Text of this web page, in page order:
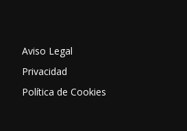
Aviso Legal
Privacidad
Política de Cookies